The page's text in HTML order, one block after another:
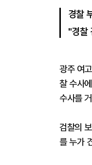
경찰
"경찰
광주 여
찰 수사
수사를
검찰의
를 누가